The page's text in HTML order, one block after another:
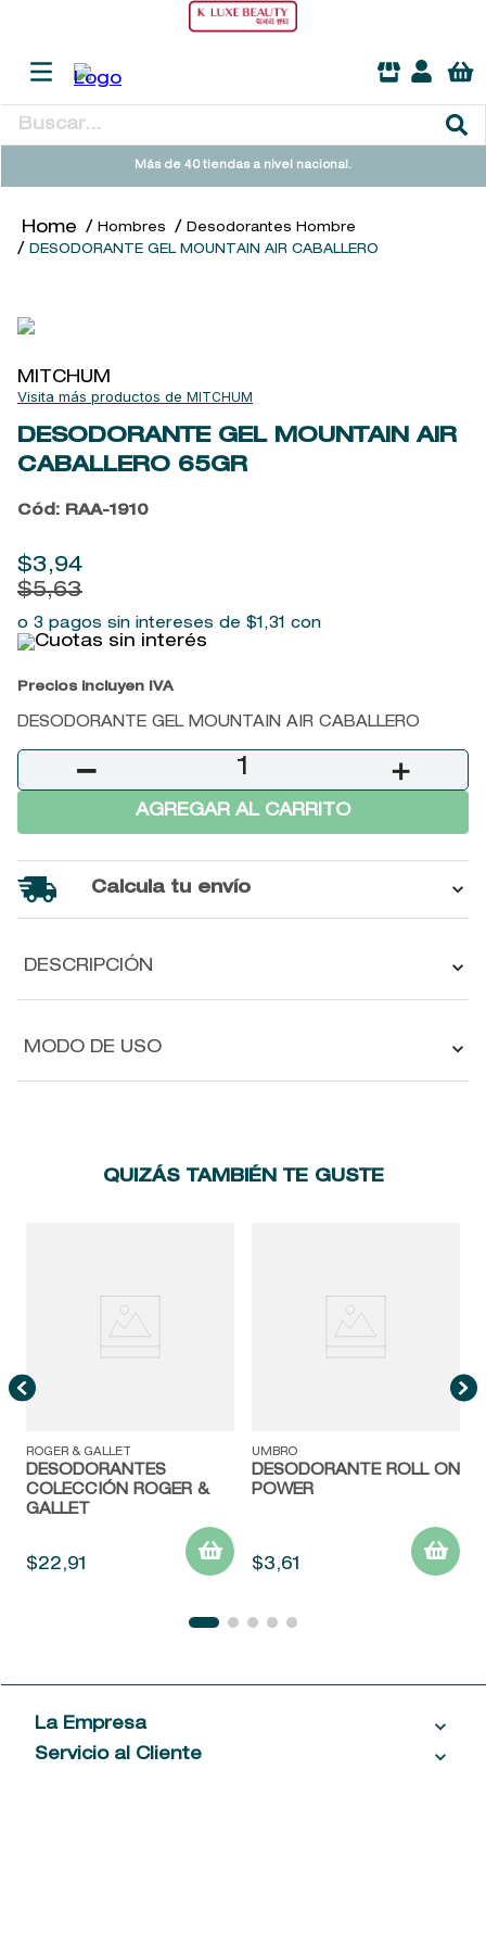
Buscar...
Más de 40 tiendas a nivel nacional.
Hombres
Desodorantes Hombre
DESODORANTE GEL MOUNTAIN AIR CABALLERO
MITCHUM
MITCHUM
DESODORANTE GEL MOUNTAIN AIR
CABALLERO 65GR
Cód : RAA-1910
$3,94
$5,63
o 3 pagos sin intereses de $1 ,31 con
Precios incluyen IVA
DESODORANTE GEL MOUNTAIN AIR CABALLERO
＋
－
AGREGAR AL CARRITO
Calcula tu envío
DESCRIPCIÓN
MODO DE USO
QUIZÁS TAMBIÉN TE GUSTE
ROGER & GALLET
DESODORANTES
COLECCIÓN ROGER &
GALLET
$22,91
UMBRO
DESODORANTE ROLL ON
POWER
$3,61
La Empresa
Acerca de las Fragancias
Servicio al Cliente
TÉRMINOS MÁS BUSCADOS
2 .
sol ipanema
4.
6.
woods of windsor
7.
kool beauty serum
8.
ysl
9.
john frieda